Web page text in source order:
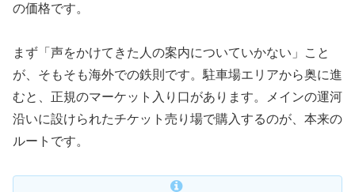
の価格です。
まず「声をかけてきた人の案内についていかない」こと
が、そもそも海外での鉄則です。駐車場エリアから奥に進
むと、正規のマーケット入り口があります。メインの運河
沿いに設けられたチケット売り場で購入するのが、本来の
ルートです。